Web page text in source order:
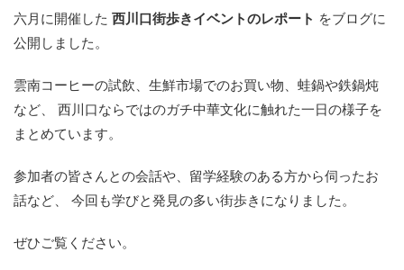
六月に開催した 西川口街歩きイベントのレポート をブログに
公開しました。
雲南コーヒーの試飲、生鮮市場でのお買い物、蛙鍋や鉄鍋炖
など、 西川口ならではのガチ中華文化に触れた一日の様子を
まとめています。
参加者の皆さんとの会話や、留学経験のある方から伺ったお
話など、 今回も学びと発見の多い街歩きになりました。
ぜひご覧ください。